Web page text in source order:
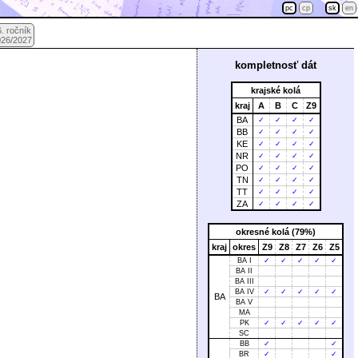
pc cp sk en
ročník
2027
kompletnosť dát
krajské kolá
kraj
A B C
Z9
BA
✓ ✓ ✓ ✓
BB ✓ ✓ ✓ ✓
KE ✓ ✓ ✓ ✓
NR ✓ ✓ ✓ ✓
PO ✓ ✓ ✓ ✓
TN ✓ ✓ ✓ ✓
TT ✓ ✓ ✓ ✓
ZA ✓ ✓ ✓ ✓
okresné kolá (79%)
kraj okres Z9 Z8 Z7 Z6 Z5
BA
BA I ✓ ✓ ✓ ✓
✓
BA II
BA III
BA IV
✓ ✓ ✓ ✓
✓
BA V
MA
PK
✓ ✓ ✓ ✓
✓
SC
BB
✓
✓
BR
✓ ✓